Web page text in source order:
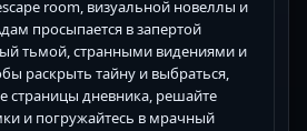
room, визуальной новеллы и
просыпается в запертой
тьмой, странными видениями и
раскрыть тайну и выбраться,
страницы дневника, решайте
и погружайтесь в мрачный